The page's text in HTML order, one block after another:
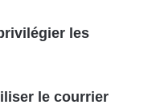
les
le courrier